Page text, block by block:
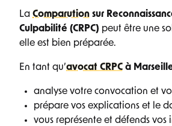
La Comparution sur
Culpabilité (CRPC) peut être une
elle est bien préparée.
En tant qu’avocat CRPC à
analyse votre convocation et
prépare vos explications et le
vous représente et défends vos